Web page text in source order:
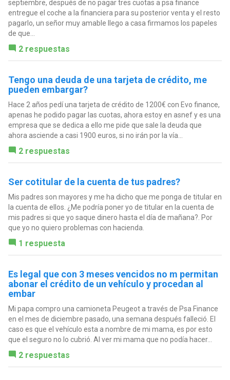
septiembre, después de no pagar tres cuotas a psa finance
entregue el coche a la financiera para su posterior venta y el resto
pagarlo, un señor muy amable llego a casa firmamos los papeles
de que...
2 respuestas
Tengo una deuda de una tarjeta de crédito, me
pueden embargar?
Hace 2 años pedí una tarjeta de crédito de 1200€ con Evo finance,
apenas he podido pagar las cuotas, ahora estoy en asnef y es una
empresa que se dedica a ello me pide que sale la deuda que
ahora asciende a casi 1900 euros, si no irán por la vía...
2 respuestas
Ser cotitular de la cuenta de tus padres?
Mis padres son mayores y me ha dicho que me ponga de titular en
la cuenta de ellos. ¿Me podría poner yo de titular en la cuenta de
mis padres si que yo saque dinero hasta el día de mañana?. Por
que yo no quiero problemas con hacienda.
1 respuesta
Es legal que con 3 meses vencidos no m permitan
abonar el crédito de un vehículo y procedan al
embar
Mi papa compro una camioneta Peugeot a través de Psa Finance
en el mes de diciembre pasado, una semana después falleció. El
caso es que el vehículo esta a nombre de mi mama, es por esto
que el seguro no lo cubrió. Al ver mi mama que no podía hacer...
2 respuestas